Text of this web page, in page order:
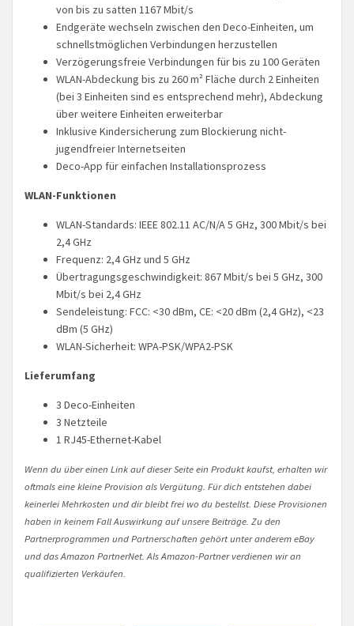
von bis zu satten 1167 Mbit/s
Endgeräte wechseln zwischen den Deco-Einheiten, um
schnellstmöglichen Verbindungen herzustellen
Verzögerungsfreie Verbindungen für bis zu 100 Geräten
WLAN-Abdeckung bis zu 260 m² Fläche durch 2 Einheiten
(bei 3 Einheiten sind es entsprechend mehr), Abdeckung
über weitere Einheiten erweiterbar
Inklusive Kindersicherung zum Blockierung nicht-
jugendfreier Internetseiten
Deco-App für einfachen Installationsprozess
WLAN-Funktionen
WLAN-Standards: IEEE 802.11 AC/N/A 5 GHz, 300 Mbit/s bei
2,4 GHz
Frequenz: 2,4 GHz und 5 GHz
Übertragungsgeschwindigkeit: 867 Mbit/s bei 5 GHz, 300
Mbit/s bei 2,4 GHz
Sendeleistung: FCC: <30 dBm, CE: <20 dBm (2,4 GHz), <23
dBm (5 GHz)
WLAN-Sicherheit: WPA-PSK/WPA2-PSK
Lieferumfang
3 Deco-Einheiten
3 Netzteile
1 RJ45-Ethernet-Kabel
Wenn du über einen Link auf dieser Seite ein Produkt kaufst, erhalten wir
oftmals eine kleine Provision als Vergütung. Für dich entstehen dabei
keinerlei Mehrkosten und dir bleibt frei wo du bestellst. Diese Provisionen
haben in keinem Fall Auswirkung auf unsere Beiträge. Zu den
Partnerprogrammen und Partnerschaften gehört unter anderem eBay
und das Amazon PartnerNet. Als Amazon-Partner verdienen wir an
qualifizierten Verkäufen.